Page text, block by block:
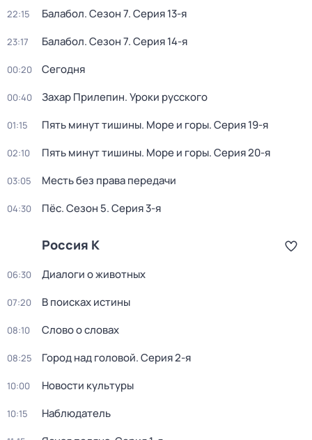
22:15 Балабол. Сезон 7. Серия 13-я
23:17 Балабол. Сезон 7. Серия 14-я
00:20 Сегодня
00:40 Захар Прилепин. Уроки русского
01:15 Пять минут тишины. Море и горы. Серия 19-я
02:10 Пять минут тишины. Море и горы. Серия 20-я
03:05 Месть без права передачи
04:30 Пёс. Сезон 5. Серия 3-я
Россия К
06:30 Диалоги о животных
07:20 В поисках истины
08:10 Слово о словах
08:25 Город над головой. Серия 2-я
10:00 Новости культуры
10:15 Наблюдатель